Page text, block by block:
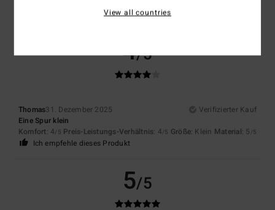
Ich empfehle dieses Produkt
4/5
Thomas31. Dezember 2025
Verifizierter Kauf
Eine Spur klein
Komfort: 4/5 Preis-Leistungs-Verhältnis: 4/5 Größe: Klein Material: 5 /5
Ich empfehle dieses Produkt
5/5
View all countries